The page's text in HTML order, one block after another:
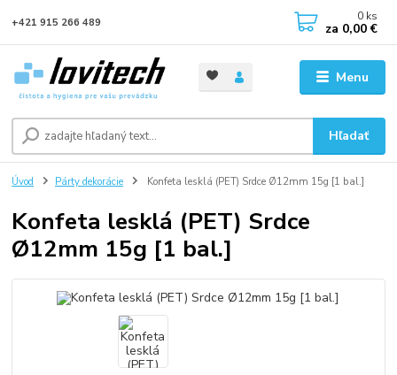
Menu
Hľadať
+421 915 266 489 0 ks
za 0,00 €
Úvod Párty dekorácie Konfeta lesklá (PET) Srdce Ø12mm 15g [1 bal.]
Konfeta lesklá (PET) Srdce
Ø12mm 15g [1 bal.]